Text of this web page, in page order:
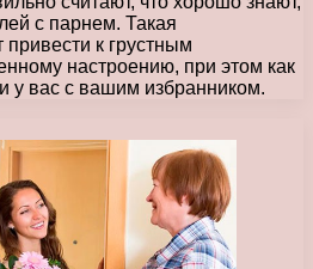
с парнем. Такая
к грустным
настроению, при этом как
у вас с вашим избранником.